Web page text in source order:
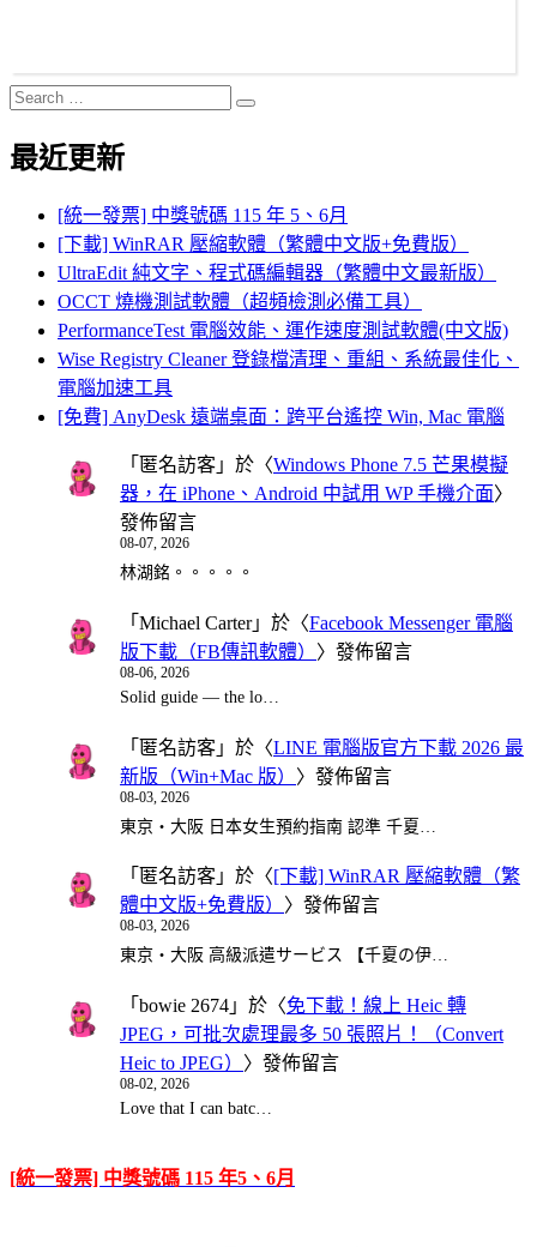
Search
for:
Search
最近更新
[統一發票] 中獎號碼 115 年 5、6月
[下載] WinRAR 壓縮軟體（繁體中文版+免費版）
UltraEdit 純文字、程式碼編輯器（繁體中文最新版）
OCCT 燒機測試軟體（超頻檢測必備工具）
PerformanceTest 電腦效能、運作速度測試軟體(中文版)
Wise Registry Cleaner 登錄檔清理、重組、系統最佳化、
電腦加速工具
[免費] AnyDesk 遠端桌面：跨平台遙控 Win, Mac 電腦
「 匿名訪客 」於〈Windows Phone 7.5 芒果模擬
器，在 iPhone、Android 中試用 WP 手機介面〉
發佈留言
08-07, 2026
林湖銘。。。。。
「 Michael Carter」於〈Facebook Messenger 電腦
版下載（FB傳訊軟體） 〉發佈留言
08-06, 2026
Solid guide — the lo…
「 匿名訪客 」於〈LINE 電腦版官方下載 2026 最
新版（Win+Mac 版） 〉發佈留言
08-03, 2026
東京・大阪 日本女生預約指南 認準 千夏…
「 匿名訪客 」於〈[下載] WinRAR 壓縮軟體（繁
體中文版+免費版） 〉發佈留言
08-03, 2026
東京・大阪 高級派遣サービス 【千夏の伊…
「 bowie 2674 」於〈免下載！線上 Heic 轉
JPEG，可批次處理最多 50 張照片！（Convert
Heic to JPEG） 〉發佈留言
08-02, 2026
Love that I can batc…
[統一發票] 中獎號碼 115 年5、6月